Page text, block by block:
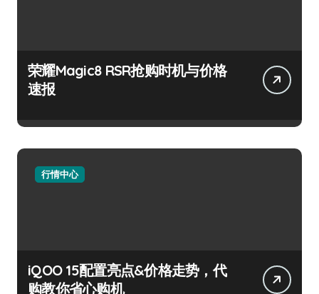
荣耀Magic8 RSR抢购时机与价格
速报
行情中心
iQOO 15配置亮点&价格走势，代
购教你省心购机